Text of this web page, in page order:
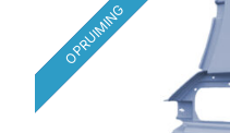
OPRUIMING